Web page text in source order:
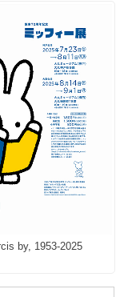
by, 1953-2025